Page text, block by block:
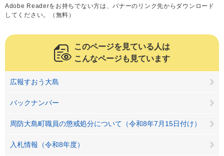
Adobe Readerをお持ちでない方は、バナーのリンク先からダウンロード
してください。（無料）
このページを見ている人は
こんなページも見ています
広報すおう大島
バックナンバー
周防大島町職員の懲戒処分について（令和8年7月15日付け）
入札情報（令和8年度）